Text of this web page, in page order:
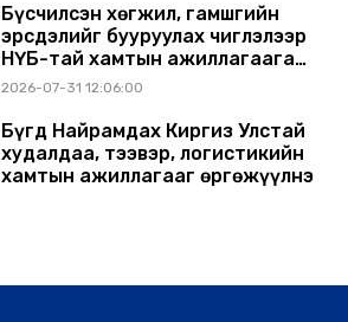
Бүсчилсэн хөгжил, гамшгийн
эрсдэлийг бууруулах чиглэлээр
НҮБ-тай хамтын ажиллагаагаа
өргөжүүлэхээр санал солилцлоо
2026-07-31 12:06:00
Бүгд Найрамдах Киргиз Улстай
худалдаа, тээвэр, логистикийн
хамтын ажиллагааг өргөжүүлнэ